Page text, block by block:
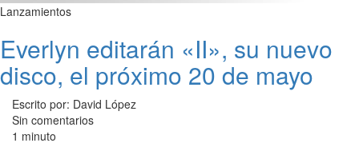
Lanzamientos
Everlyn editarán «II», su nuevo
disco, el próximo 20 de mayo
Escrito por: David López
Sin comentarios
1 minuto